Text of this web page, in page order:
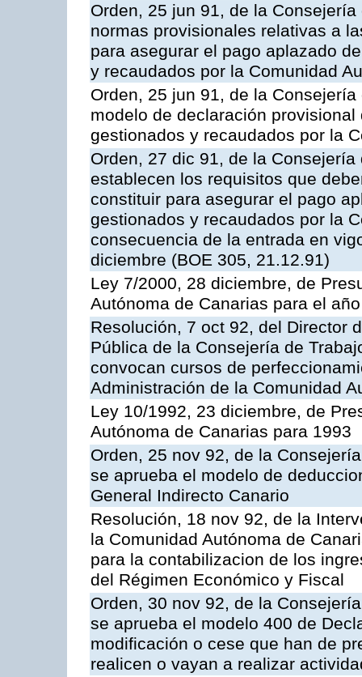
Orden, 25 jun 91, de la
normas provisionales relativas a
para asegurar el pago aplazado
y recaudados por la Comunidad
Orden, 25 jun 91, de la
modelo de declaración
gestionados y recaudados por la
Orden, 27 dic 91, de la
establecen los requisitos que
constituir para asegurar el pago
gestionados y recaudados por la
consecuencia de la entrada en
diciembre (BOE 305, 21.12.91)
Ley 7/2000, 28 diciembre, de
Autónoma de Canarias para el
Resolución, 7 oct 92, del Director
Pública de la Consejería de
convocan cursos de
Administración de la Comunidad
Ley 10/1992, 23 diciembre, de
Autónoma de Canarias para 1993
Orden, 25 nov 92, de la
se aprueba el modelo de
General Indirecto Canario
Resolución, 18 nov 92, de la
la Comunidad Autónoma de
para la contabilizacion de los
del Régimen Económico y Fiscal
Orden, 30 nov 92, de la
se aprueba el modelo 400 de
modificación o cese que han de
realicen o vayan a realizar